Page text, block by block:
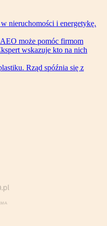
nieruchomości i energetykę.
może pomóc firmom
wskazuje kto na nich
Rząd spóźnia się z